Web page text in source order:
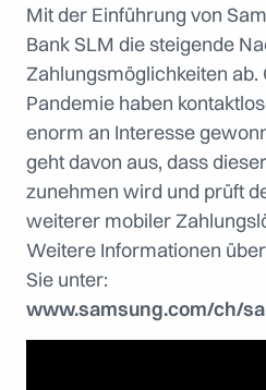
Mit der Einführung von
Bank SLM die steigende
Zahlungsmöglichkeiten
Pandemie haben
enorm an Interesse
geht davon aus, dass
zunehmen wird und prüft
weiterer mobiler
Weitere Informationen
Sie unter:
www.samsung.com/ch/